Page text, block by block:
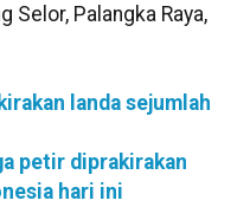
Selor, Palangka Raya,
landa sejumlah
petir diprakirakan
hari ini